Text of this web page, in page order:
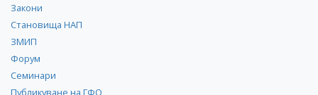
Закони
Становища НАП
ЗМИП
Форум
Семинари
Публикуване на ГФО